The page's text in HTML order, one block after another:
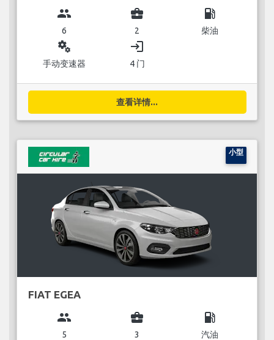
group
6
business_center
2
local_gas_station
柴油
miscellaneous_services
手动变速器
login
4 门
查看详情...
小型
FIAT EGEA
group
5
business_center
3
local_gas_station
汽油